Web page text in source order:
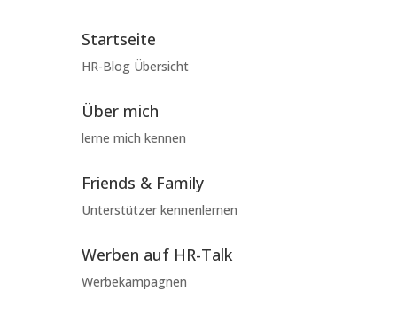
Startseite
HR-Blog Übersicht
Über mich
lerne mich kennen
Friends & Family
Unterstützer kennenlernen
Werben auf HR-Talk
Werbekampagnen